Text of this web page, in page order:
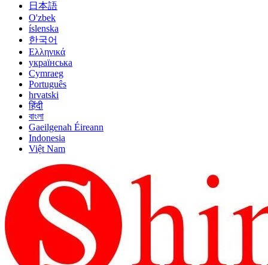
日本語
O'zbek
íslenska
한국어
Ελληνικά
українська
Cymraeg
Português
hrvatski
हिंदी
বাংলা
Gaeilgenah Éireann
Indonesia
Việt Nam